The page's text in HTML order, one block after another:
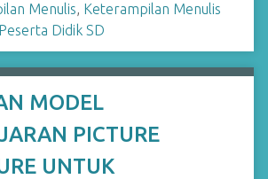
Menulis, Keterampilan Menulis
Didik SD
MODEL
PICTURE
UNTUK